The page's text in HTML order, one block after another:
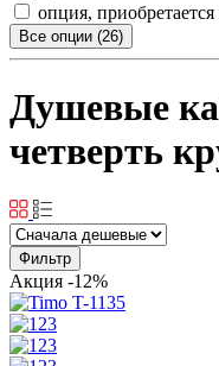
опция, приобретается
Все опции (26)
Душевые
четверть
Фильтр
Акция -12%